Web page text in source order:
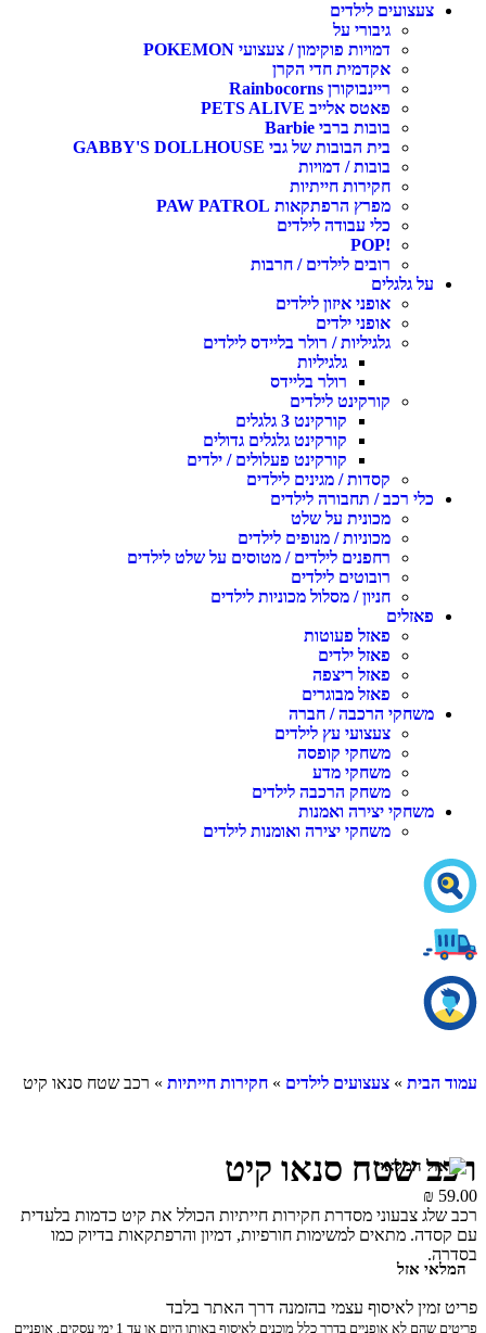
צעצועים לילדים
גיבורי על
דמויות פוקימון / צעצועי POKEMON
אקדמית חדי הקרן
ריינבוקורן Rainbocorns
פאטס אלייב PETS ALIVE
בובות ברבי Barbie
בית הבובות של גבי GABBY'S DOLLHOUSE
בובות / דמויות
חקירות חייתיות
מפרץ הרפתקאות PAW PATROL
כלי עבודה לילדים
!POP
רובים לילדים / חרבות
על גלגלים
אופני איזון לילדים
אופני ילדים
גלגיליות / רולר בליידס לילדים
גלגיליות
רולר בליידס
קורקינט לילדים
קורקינט 3 גלגלים
קורקינט גלגלים גדולים
קורקינט פעלולים / ילדים
קסדות / מגינים לילדים
כלי רכב / תחבורה לילדים
מכונית על שלט
מכוניות / מנופים לילדים
רחפנים לילדים / מטוסים על שלט לילדים
רובוטים לילדים
חניון / מסלול מכוניות לילדים
פאזלים
פאזל פעוטות
פאזל ילדים
פאזל ריצפה
פאזל מבוגרים
משחקי הרכבה / חברה
צעצועי עץ לילדים
משחקי קופסה
משחקי מדע
משחק הרכבה לילדים
משחקי יצירה ואמנות
משחקי יצירה ואומנות לילדים
עמוד הבית » צעצועים לילדים » חקירות חייתיות » רכב שטח סנאו קיט
רכב שטח סנאו קיט
₪ 59.00
רכב שלג צבעוני מסדרת חקירות חייתיות הכולל את קיט כדמות בלעדית
עם קסדה. מתאים למשימות חורפיות, דמיון והרפתקאות בדיוק כמו
בסדרה.
המלאי אזל
פריט זמין לאיסוף עצמי בהזמנה דרך האתר בלבד
פריטים שהם לא אופניים בדרך כלל מוכנים לאיסוף באותו היום או עד 1 ימי עסקים. אופניים